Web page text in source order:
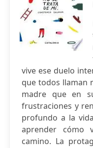
vive ese duelo
que todos llaman
madre que en
frustraciones y
profundo a la
aprender cómo
camino. La